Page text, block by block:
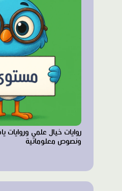
روايات خيال علمي وروايات
ونصوص معلوماتية